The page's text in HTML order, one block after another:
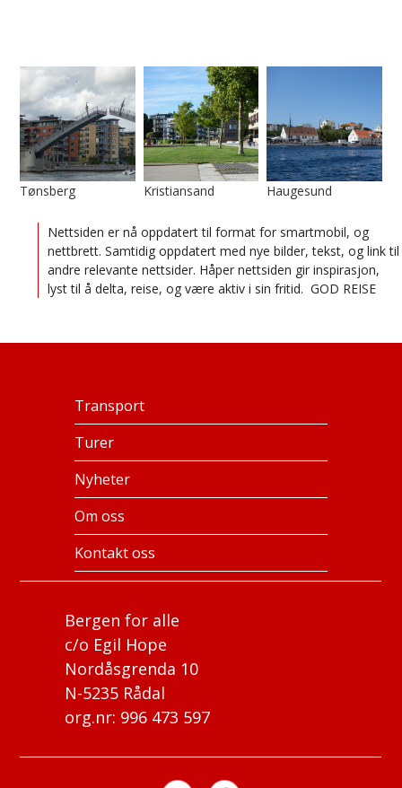
Tønsberg Kristiansand Haugesund
Nettsiden er nå oppdatert til format for smartmobil, og
nettbrett. Samtidig oppdatert med nye bilder, tekst, og link til
andre relevante nettsider. Håper nettsiden gir inspirasjon,
lyst til å delta, reise, og være aktiv i sin fritid. GOD REISE
Bergen for alle
c/o Egil Hope
Nordåsgrenda 10
N-5235 Rådal
org.nr: 996 473 597
Transport
Turer
Nyheter
Om oss
Kontakt oss